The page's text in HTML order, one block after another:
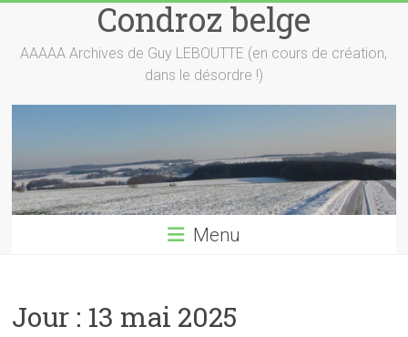
content
Condroz belge
AAAAA Archives de Guy LEBOUTTE (en cours de création,
dans le désordre !)
Menu
Jour : 13 mai 2025